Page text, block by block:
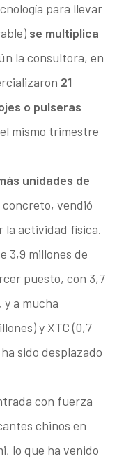
para llevar
se multiplica
la consultora, en
21
o pulseras
mismo trimestre
unidades de
concreto, vendió
la actividad física.
3,9 millones de
puesto, con 3,7
y a mucha
y XTC (0,7
sido desplazado
con fuerza
chinos en
lo que ha venido